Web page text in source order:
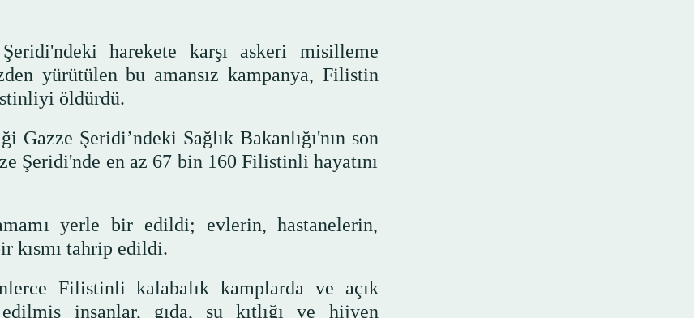
harekete karşı askeri misilleme
yürütülen bu amansız kampanya, Filistin
öldürdü.
Şeridi’ndeki Sağlık Bakanlığı'nın son
Şeridi'nde en az 67 bin 160 Filistinli hayatını
yerle bir edildi; evlerin, hastanelerin,
kısmı tahrip edildi.
Filistinli kalabalık kamplarda ve açık
insanlar, gıda, su kıtlığı ve hijyen